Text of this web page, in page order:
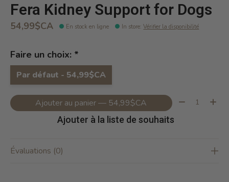
Fera Kidney Support for Dogs
54,99$CA En stock en ligne In store:Vérifier la disponibilité
Faire un choix: *
Par défaut - 54,99$CA
Ajouter au panier — 54,99$CA Quantité:
Ajouter à la liste de souhaits
Évaluations (0)